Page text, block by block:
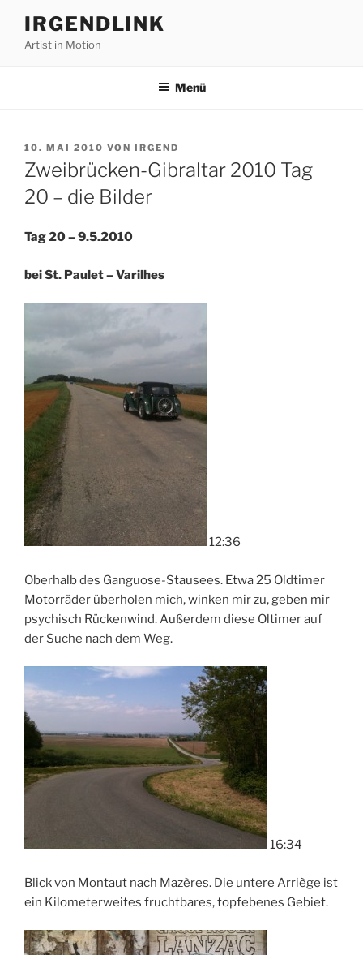
Inhalt
springen
IRGENDLINK
Artist in Motion
Menü
VERÖFFENTLICHT
AM
10. MAI 2010 VON IRGEND
Zweibrücken-Gibraltar 2010 Tag
20 – die Bilder
Tag 20 – 9.5.2010
bei St. Paulet – Varilhes
12:36
Oberhalb des Ganguose-Stausees. Etwa 25 Oldtimer
Motorräder überholen mich, winken mir zu, geben mir
psychisch Rückenwind. Außerdem diese Oltimer auf
der Suche nach dem Weg.
16:34
Blick von Montaut nach Mazères. Die untere Arriège ist
ein Kilometerweites fruchtbares, topfebenes Gebiet.